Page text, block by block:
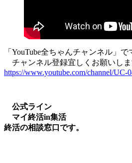
「YouTube全ちゃんチャンネル」
チャンネル登録宜しくお願いしま
https://www.youtube.com/channel/
公式ライン
マイ終活in集活
終活の相談窓口です。